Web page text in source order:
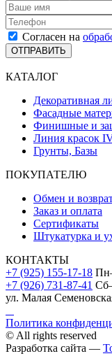
Согласен на
ОТПРАВИТЬ
КАТАЛОГ
Декоративная
Фасадные
Финишные и
Линия красок
Грунты, Базы
ПОКУПАТЕЛЮ
Обмен и
Заказ и оплата
Сертификаты
Штукатурка и
КОНТАКТЫ
+7 (925) 155-17-18
+7 (926) 731-87-41
ул. Малая
Политика
© All rights reserved
Разработка сайта —